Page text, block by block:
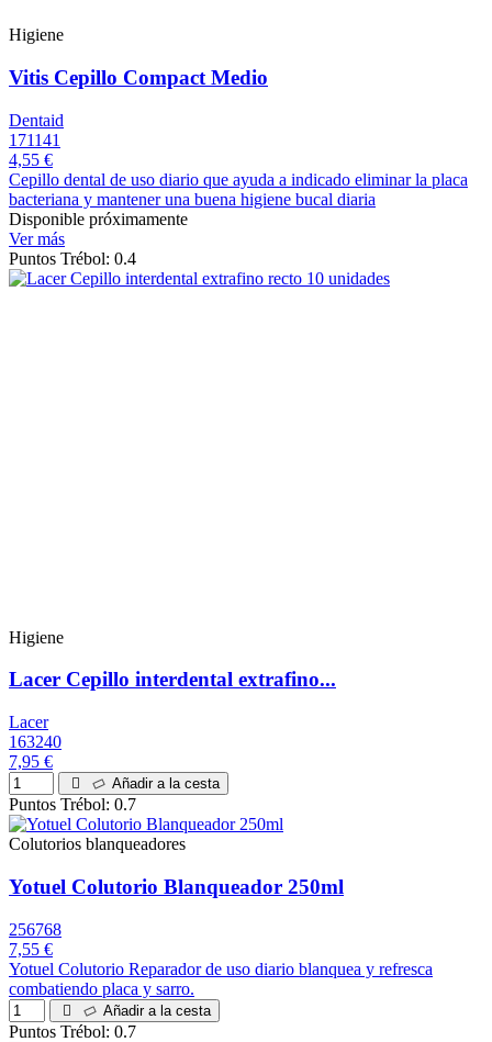
Higiene
Vitis Cepillo Compact Medio
Dentaid
171141
4,55 €
Cepillo dental de uso diario que ayuda a indicado eliminar la placa
bacteriana y mantener una buena higiene bucal diaria
Disponible próximamente
Ver más
Puntos Trébol: 0.4
Higiene
Lacer Cepillo interdental extrafino...
Lacer
163240
7,95 €
Añadir a la cesta
Puntos Trébol: 0.7
Colutorios blanqueadores
Yotuel Colutorio Blanqueador 250ml
256768
7,55 €
Yotuel Colutorio Reparador de uso diario blanquea y refresca
combatiendo placa y sarro.
Añadir a la cesta
Puntos Trébol: 0.7